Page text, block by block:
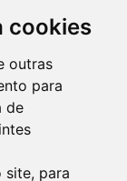
cookies
outras
para
de
site, para